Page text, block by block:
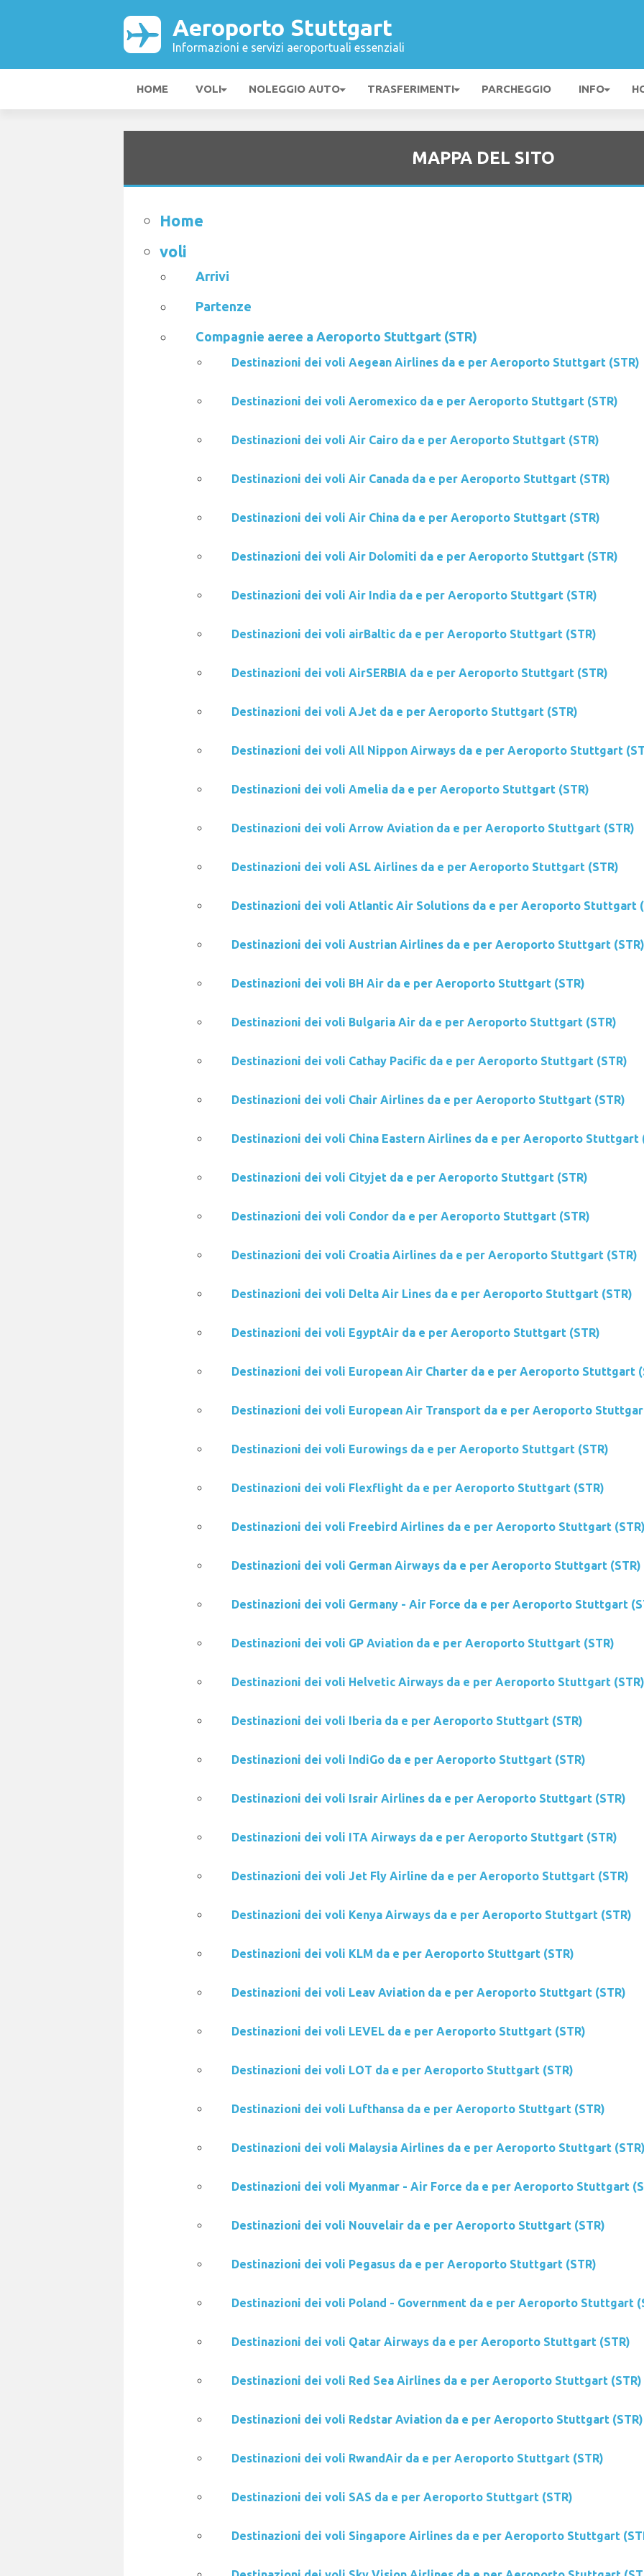
Aeroporto Stuttgart
Informazioni e servizi aeroportuali essenziali
HOME VOLI NOLEGGIO AUTO TRASFERIMENTI PARCHEGGIO INFO
MAPPA DEL SITO
Home
voli
Arrivi
Partenze
Compagnie aeree a Aeroporto Stuttgart (STR)
Destinazioni dei voli Aegean Airlines da e per Aeroporto Stuttgart (STR)
Destinazioni dei voli Aeromexico da e per Aeroporto Stuttgart (STR)
Destinazioni dei voli Air Cairo da e per Aeroporto Stuttgart (STR)
Destinazioni dei voli Air Canada da e per Aeroporto Stuttgart (STR)
Destinazioni dei voli Air China da e per Aeroporto Stuttgart (STR)
Destinazioni dei voli Air Dolomiti da e per Aeroporto Stuttgart (STR)
Destinazioni dei voli Air India da e per Aeroporto Stuttgart (STR)
Destinazioni dei voli airBaltic da e per Aeroporto Stuttgart (STR)
Destinazioni dei voli AirSERBIA da e per Aeroporto Stuttgart (STR)
Destinazioni dei voli AJet da e per Aeroporto Stuttgart (STR)
Destinazioni dei voli All Nippon Airways da e per Aeroporto Stuttgart
Destinazioni dei voli Amelia da e per Aeroporto Stuttgart (STR)
Destinazioni dei voli Arrow Aviation da e per Aeroporto Stuttgart (STR)
Destinazioni dei voli ASL Airlines da e per Aeroporto Stuttgart (STR)
Destinazioni dei voli Atlantic Air Solutions da e per Aeroporto Stuttgart
Destinazioni dei voli Austrian Airlines da e per Aeroporto Stuttgart (STR)
Destinazioni dei voli BH Air da e per Aeroporto Stuttgart (STR)
Destinazioni dei voli Bulgaria Air da e per Aeroporto Stuttgart (STR)
Destinazioni dei voli Cathay Pacific da e per Aeroporto Stuttgart (STR)
Destinazioni dei voli Chair Airlines da e per Aeroporto Stuttgart (STR)
Destinazioni dei voli China Eastern Airlines da e per Aeroporto Stuttgart
Destinazioni dei voli Cityjet da e per Aeroporto Stuttgart (STR)
Destinazioni dei voli Condor da e per Aeroporto Stuttgart (STR)
Destinazioni dei voli Croatia Airlines da e per Aeroporto Stuttgart (STR)
Destinazioni dei voli Delta Air Lines da e per Aeroporto Stuttgart (STR)
Destinazioni dei voli EgyptAir da e per Aeroporto Stuttgart (STR)
Destinazioni dei voli European Air Charter da e per Aeroporto Stuttgart
Destinazioni dei voli European Air Transport da e per Aeroporto
Destinazioni dei voli Eurowings da e per Aeroporto Stuttgart (STR)
Destinazioni dei voli Flexflight da e per Aeroporto Stuttgart (STR)
Destinazioni dei voli Freebird Airlines da e per Aeroporto Stuttgart
Destinazioni dei voli German Airways da e per Aeroporto Stuttgart (STR)
Destinazioni dei voli Germany - Air Force da e per Aeroporto Stuttgart
Destinazioni dei voli GP Aviation da e per Aeroporto Stuttgart (STR)
Destinazioni dei voli Helvetic Airways da e per Aeroporto Stuttgart (STR)
Destinazioni dei voli Iberia da e per Aeroporto Stuttgart (STR)
Destinazioni dei voli IndiGo da e per Aeroporto Stuttgart (STR)
Destinazioni dei voli Israir Airlines da e per Aeroporto Stuttgart (STR)
Destinazioni dei voli ITA Airways da e per Aeroporto Stuttgart (STR)
Destinazioni dei voli Jet Fly Airline da e per Aeroporto Stuttgart (STR)
Destinazioni dei voli Kenya Airways da e per Aeroporto Stuttgart (STR)
Destinazioni dei voli KLM da e per Aeroporto Stuttgart (STR)
Destinazioni dei voli Leav Aviation da e per Aeroporto Stuttgart (STR)
Destinazioni dei voli LEVEL da e per Aeroporto Stuttgart (STR)
Destinazioni dei voli LOT da e per Aeroporto Stuttgart (STR)
Destinazioni dei voli Lufthansa da e per Aeroporto Stuttgart (STR)
Destinazioni dei voli Malaysia Airlines da e per Aeroporto Stuttgart
Destinazioni dei voli Myanmar - Air Force da e per Aeroporto Stuttgart
Destinazioni dei voli Nouvelair da e per Aeroporto Stuttgart (STR)
Destinazioni dei voli Pegasus da e per Aeroporto Stuttgart (STR)
Destinazioni dei voli Poland - Government da e per Aeroporto Stuttgart
Destinazioni dei voli Qatar Airways da e per Aeroporto Stuttgart (STR)
Destinazioni dei voli Red Sea Airlines da e per Aeroporto Stuttgart (STR)
Destinazioni dei voli Redstar Aviation da e per Aeroporto Stuttgart (STR)
Destinazioni dei voli RwandAir da e per Aeroporto Stuttgart (STR)
Destinazioni dei voli SAS da e per Aeroporto Stuttgart (STR)
Destinazioni dei voli Singapore Airlines da e per Aeroporto Stuttgart